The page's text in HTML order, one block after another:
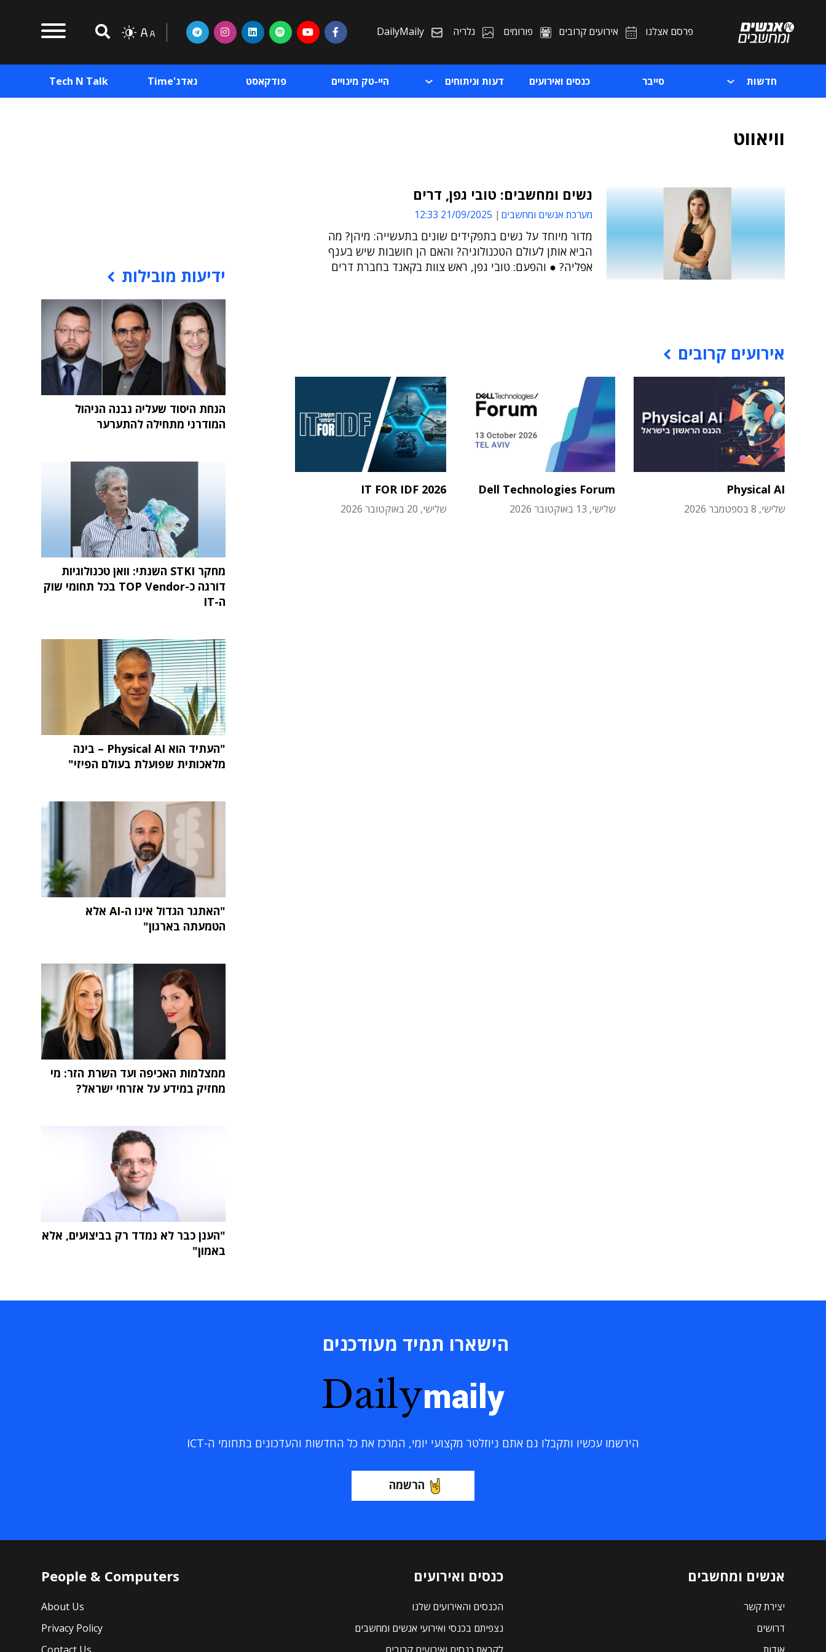
פרסם אצלנו אירועים קרובים פורומים גלריה DailyMaily
חדשות סייבר כנסים ואירועים דעות וניתוחים היי-טק מינויים פודקאסט גאדג'Time Tech N Talk
וויאווט
נשים ומחשבים: טובי גפן, דרים
מערכת אנשים ומחשבים 21/09/2025 12:33
מדור מיוחד על נשים בתפקידים שונים בתעשייה: מיהן? מה
הביא אותן לעולם הטכנולוגיה? והאם הן חושבות שיש בענף
אפליה? ● והפעם: טובי גפן, ראש צוות בקאנד בחברת דרים
אירועים קרובים
Physical AI
שלישי, 8 בספטמבר 2026
Dell Technologies Forum
שלישי, 13 באוקטובר 2026
IT FOR IDF 2026
שלישי, 20 באוקטובר 2026
ידיעות מובילות
הנחת היסוד שעליה נבנה הניהול
המודרני מתחילה להתערער
מחקר STKI השנתי: וואן טכנולוגיות
דורגה כ-TOP Vendor בכל תחומי שוק
ה-IT
"העתיד הוא Physical AI – בינה
מלאכותית שפועלת בעולם הפיזי"
"האתגר הגדול אינו ה-AI אלא
הטמעתה בארגון"
ממצלמות האכיפה ועד השרת הזר: מי
מחזיק במידע על אזרחי ישראל?
"הענן כבר לא נמדד רק בביצועים, אלא
באמון"
הישארו תמיד מעודכנים
Dailymaily
הירשמו עכשיו ותקבלו גם אתם ניוזלטר מקצועי יומי, המרכז את כל החדשות והעדכונים בתחומי ה-ICT
הרשמה
אנשים ומחשבים
יצירת קשר
דרושים
כנסים ואירועים
הכנסים והאירועים שלנו
נצפיתם בכנסי ואירועי אנשים ומחשבים
People & Computers
About Us
Privacy Policy